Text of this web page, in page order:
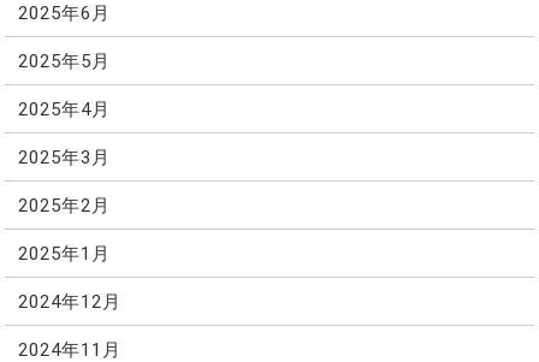
2025年6月
2025年5月
2025年4月
2025年3月
2025年2月
2025年1月
2024年12月
2024年11月